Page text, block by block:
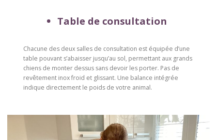
Table de consultation
Chacune des deux salles de consultation est équipée d’une
table pouvant s’abaisser jusqu’au sol, permettant aux grands
chiens de monter dessus sans devoir les porter. Pas de
revêtement inox froid et glissant. Une balance intégrée
indique directement le poids de votre animal.